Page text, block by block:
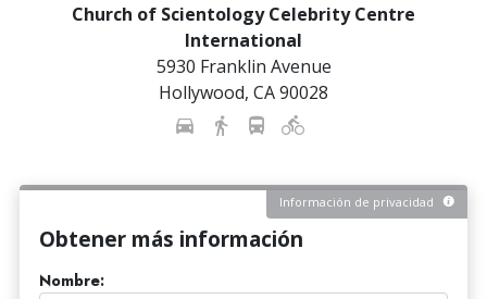
Church of Scientology Celebrity Centre
International
5930 Franklin Avenue
Hollywood, CA90028
Información de privacidad
Obtener más información
Nombre: